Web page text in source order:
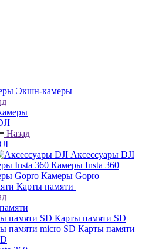
Экшн-камеры
Назад
Аксессуары DJI
Камеры Insta 360
Камеры Gopro
Карты памяти
Карты памяти SD
Карты памяти